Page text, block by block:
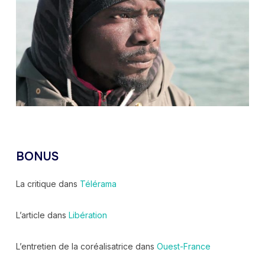
BONUS
La critique dans Télérama
L’article dans Libération
L’entretien de la coréalisatrice dans Ouest-France